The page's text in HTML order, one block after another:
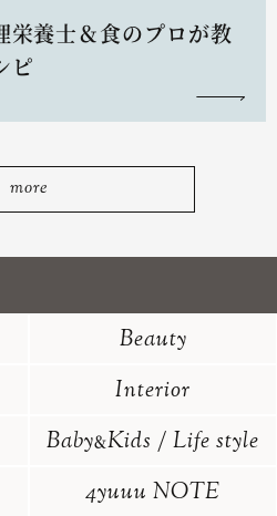
栄養士＆食のプロが教
ピ
more
Beauty
Interior
Baby&Kids / Life style
4yuuu NOTE